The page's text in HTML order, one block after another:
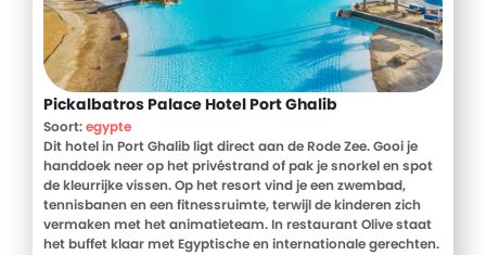
Pickalbatros Palace Hotel Port Ghalib
Soort:egypte
Dit hotel in Port Ghalib ligt direct aan de Rode Zee. Gooi je
handdoek neer op het privéstrand of pak je snorkel en spot
de kleurrijke vissen. Op het resort vind je een zwembad,
tennisbanen en een fitnessruimte, terwijl de kinderen zich
vermaken met het animatieteam. In restaurant Olive staat
het buffet klaar met Egyptische en internationale gerechten.